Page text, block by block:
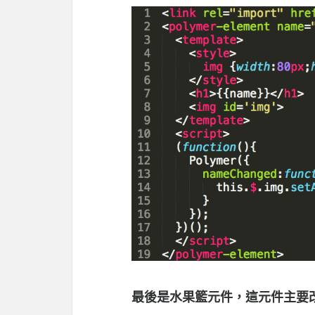
最後是水果籃元件，這元件主要